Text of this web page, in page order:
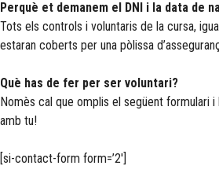
Perquè et demanem el DNI i la data de
Tots els controls i voluntaris de la cursa,
estaran coberts per una pòlissa
Què has de fer per ser voluntari?
Nomès cal que omplis el següent formulari
amb tu!
[si-contact-form form=’2′]